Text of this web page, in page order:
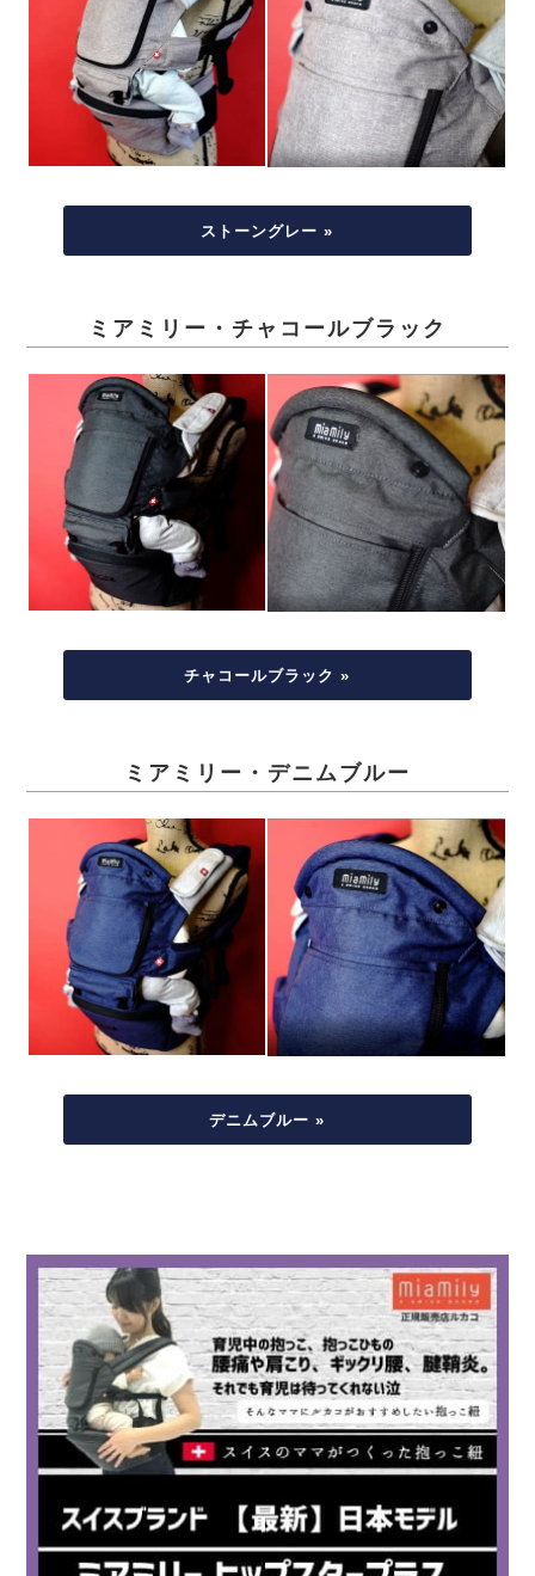
ストーングレー »
ミアミリー・チャコールブラック
チャコールブラック »
ミアミリー・デニムブルー
デニムブルー »